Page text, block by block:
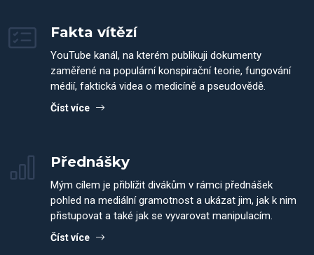
Fakta vítězí
YouTube kanál, na kterém publikuji dokumenty
zaměřené na populární konspirační teorie, fungování
médií, faktická videa o medicíně a pseudovědě.
Číst více
Přednášky
Mým cílem je přiblížit divákům v rámci přednášek
pohled na mediální gramotnost a ukázat jim, jak k nim
přistupovat a také jak se vyvarovat manipulacím.
Číst více